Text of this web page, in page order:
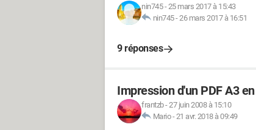
nin745-25 mars 2017 à 15:43
nin745-26 mars 2017 à 16:51
9 réponses
Impression d'un PDF A3
frantzb-27 juin 2008 à 15:10
Mario-21 avr. 2018 à 09:49